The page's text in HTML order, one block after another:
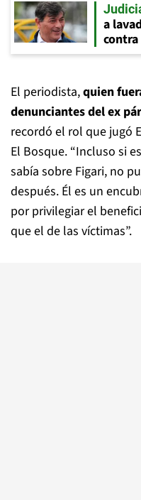
a
contra
El periodista,quien
denunciantes del ex
recordó el rol que jugó
El Bosque. “Incluso si
sabía sobre Figari, no
después. Él es un
por privilegiar el
que el de las víctimas”.